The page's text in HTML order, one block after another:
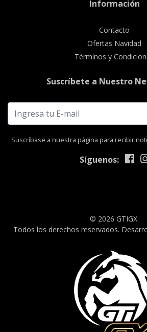
Información
Contacto
Ofertas Navidad
Términos y
Suscríbete a Nuestro
Suscríbase a nuestra página para recibir
Síguenos:
© 2026 GTIGX.
Todos los derechos reservados.